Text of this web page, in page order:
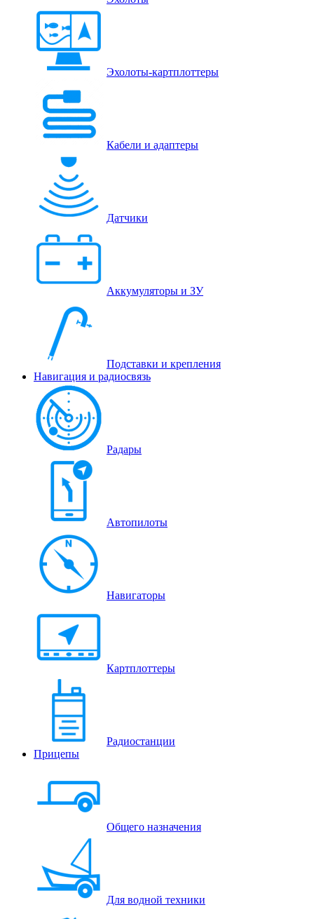
Эхолоты-картплоттеры
Кабели и адаптеры
Датчики
Аккумуляторы и ЗУ
Подставки и крепления
Навигация и радиосвязь
Радары
Автопилоты
Навигаторы
Картплоттеры
Радиостанции
Прицепы
Общего назначения
Для водной техники